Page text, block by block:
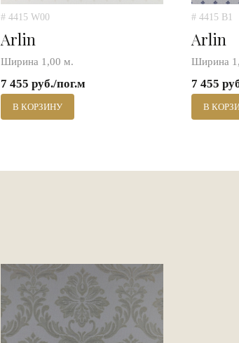
# 4415 W00
Arlin
Ширина 1,00 м.
7 455 руб./пог.м
В КОРЗИНУ
# 4415 B1
Arlin
Ширина
7 455
В